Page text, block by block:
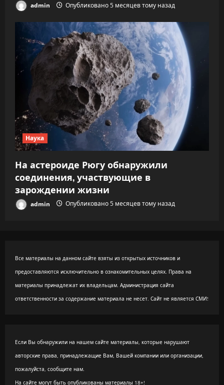
admin Опубликовано 5 месяцев тому назад
Наука
На астероиде Рюгу обнаружили
соединения, участвующие в
зарождении жизни
admin Опубликовано 5 месяцев тому назад
Все материалы на данном сайте взяты из открытых источников и
предоставляются исключительно в ознакомительных целях. Права на
материалы принадлежат их владельцам. Администрация сайта
ответственности за содержание материала не несет. Сайт не является СМИ!
Если Вы обнаружили на нашем сайте материалы, которые нарушают
авторские права, принадлежащие Вам, Вашей компании или организации,
пожалуйста, сообщите нам.
На сайте могут быть опубликованы материалы 18+!